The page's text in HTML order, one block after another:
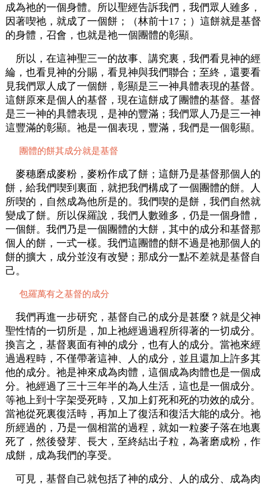
成為祂的一個身體。所以聖經告訴我們，我們眾人雖多，
因著喫祂，就成了一個餅；（林前十17；）這餅就是基督
的身體，召會，也就是祂一個團體的彰顯。
所以，在這神聖三一的故事、講究裏，我們看見神的經
綸，也看見神的分賜，看見神與我們聯合；至終，還要看
見我們眾人成了一個餅，彰顯是三一神具體表現的基督。
這餅原來是個人的基督，現在這餅成了團體的基督。基督
是三一神的具體表現，是神的豐滿；我們眾人乃是三一神
這豐滿的彰顯。祂是一個表現，豐滿，我們是一個彰顯。
團體的餅其成分就是基督
麥穗磨成麥粉，麥粉作成了餅；這餅乃是基督那個人的
餅，給我們喫到裏面，就把我們構成了一個團體的餅。人
所喫的，自然成為他所是的。我們喫的是餅，我們自然就
變成了餅。所以保羅說，我們人數雖多，仍是一個身體，
一個餅。我們乃是一個團體的大餅，其中的成分和基督那
個人的餅，一式一樣。我們這團體的餅不過是祂那個人的
餅的擴大，成分並沒有改變；那成分一點不差就是基督自
己。
包羅萬有之基督的成分
我們再進一步研究，基督自己的成分是甚麼？就是父神
聖性情的一切所是，加上祂經過過程所得著的一切成分。
換言之，基督裏面有神的成分，也有人的成分。當祂來經
過過程時，不僅帶著這神、人的成分，並且還加上許多其
他的成分。祂是神來成為肉體，這個成為肉體也是一個成
分。祂經過了三十三年半的為人生活，這也是一個成分。
等祂上到十字架受死時，又加上釘死和死的功效的成分。
當祂從死裏復活時，再加上了復活和復活大能的成分。祂
所經過的，乃是一個相當的過程，就如一粒麥子落在地裏
死了，然後發芽、長大，至終結出子粒，為著磨成粉，作
成餅，成為我們的享受。
可見，基督自己就包括了神的成分、人的成分、成為肉